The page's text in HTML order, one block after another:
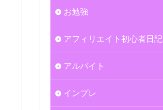
お勉強
アフィリエイト初心者日記
アルバイト
インプレ